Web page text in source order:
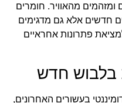
ומזהמים מהאוויר. חומרים
חדשים אלא גם מדגימים
פתרונות אחראיים
בלבוש חדש
בעשורים האחרונים,